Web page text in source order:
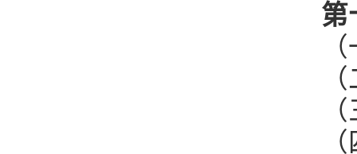
第
（一
（二
（三
（四